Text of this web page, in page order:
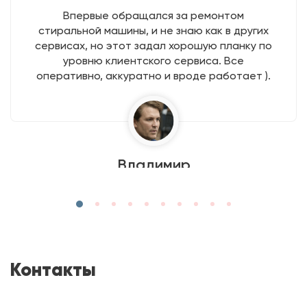
Впервые обращался за ремонтом
стиральной машины, и не знаю как в других
сервисах, но этот задал хорошую планку по
уровню клиентского сервиса. Все
оперативно, аккуратно и вроде работает ).
Владимир
Контакты